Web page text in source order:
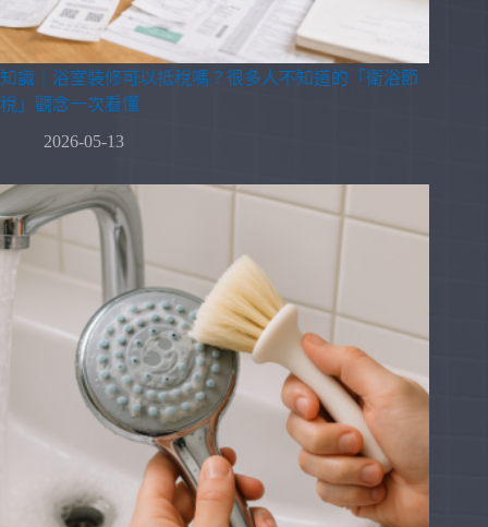
知識｜浴室裝修可以抵稅嗎？很多人不知道的「衛浴節
稅」觀念一次看懂
2026-05-13